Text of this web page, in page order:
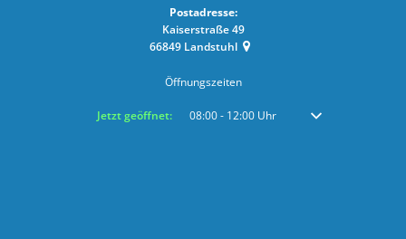
Postadresse:
Kaiserstraße 49
66849 Landstuhl
Öffnungszeiten
Klicken, um weitere Öffnungs- oder Schließzeiten auszublenden
Jetzt geöffnet: 08:00- 12:00Uhr Von 08:00 bis 12:00